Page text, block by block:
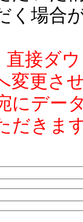
く場合
直接ダ
変更さ
にデー
だきま